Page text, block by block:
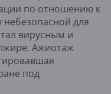
по отношению к
небезопасной для
вирусным и
Ажиотаж
под